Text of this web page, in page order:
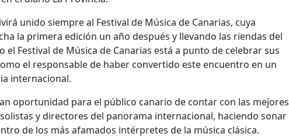
unido siempre al Festival de Música de Canarias, cuya
la primera edición un año después y llevando las riendas del
el Festival de Música de Canarias está a punto de celebrar sus
el responsable de haber convertido este encuentro en un
internacional.
oportunidad para el público canario de contar con las mejores
y directores del panorama internacional, haciendo sonar
de los más afamados intérpretes de la música clásica.